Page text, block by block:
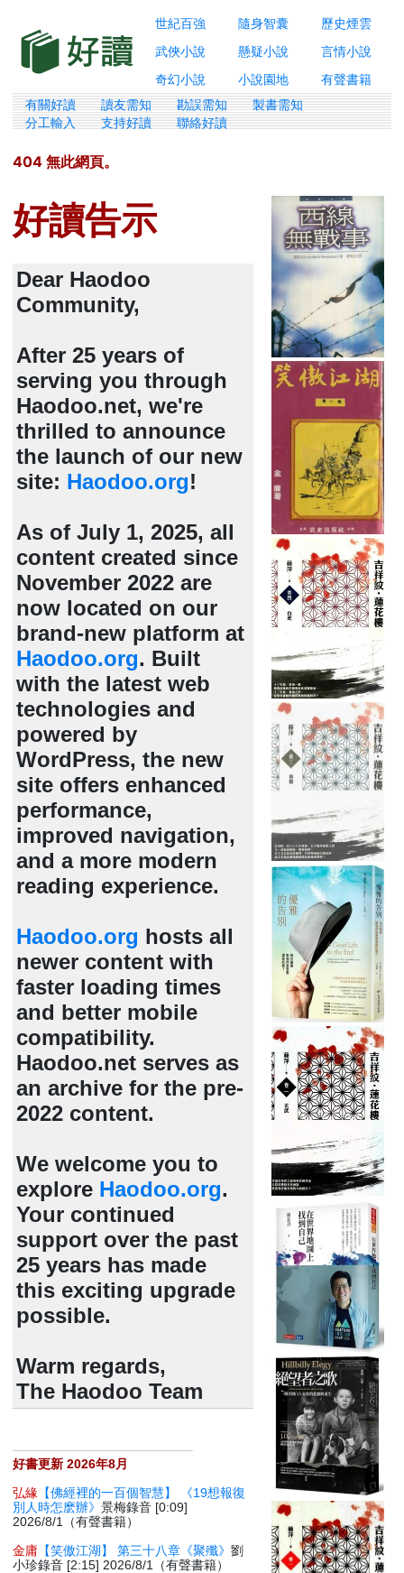
世紀百強 隨身智囊
歷史煙雲
武俠小說
懸疑小說
言情小說
奇幻小說
小說園地 有聲書籍
有關好讀 讀友需知 勘誤需知
製書需知
分工輸入
支持好讀 聯絡好讀
404 無此網頁。
好讀告示
Dear Haodoo
Community,
After 25 years of
serving you through
Haodoo.net, we're
thrilled to announce
the launch of our new
site: Haodoo.org!
As of July 1, 2025, all
content created since
November 2022 are
now located on our
brand-new platform at
Haodoo.org. Built
with the latest web
technologies and
powered by
WordPress, the new
site offers enhanced
performance,
improved navigation,
and a more modern
reading experience.
Haodoo.org hosts all
newer content with
faster loading times
and better mobile
compatibility.
Haodoo.net serves as
an archive for the pre-
2022 content.
We welcome you to
explore Haodoo.org.
Your continued
support over the past
25 years has made
this exciting upgrade
possible.
Warm regards,
The Haodoo Team
好書更新 2026年8月
弘緣 【佛經裡的一百個智慧】 《19想報復
別人時怎麽辦》景梅錄音 [0:09]
2026/8/1（有聲書籍）
金庸 【笑傲江湖】 第三十八章《聚殲》劉
小珍錄音 [2:15] 2026/8/1（有聲書籍）